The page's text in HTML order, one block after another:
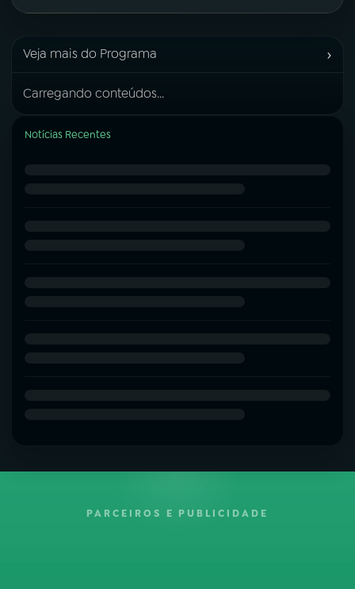
Veja mais do Programa ›
Carregando conteúdos...
Notícias Recentes
PARCEIROS E PUBLICIDADE